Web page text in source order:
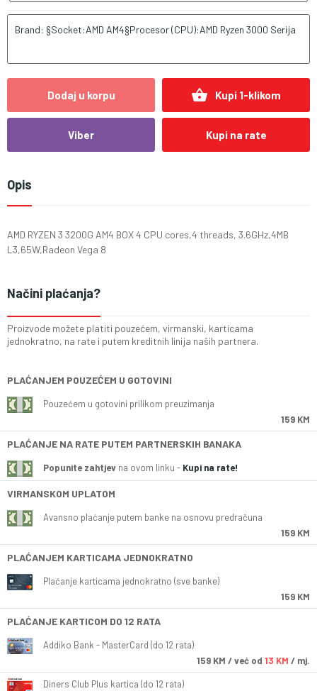
Brand: §Socket:AMD AM4§Procesor (CPU):AMD Ryzen 3000 Serija
Dodaj u korpu shopping_basket Kupi 1-klikom
Viber Kupi na rate
Opis
AMD RYZEN 3 3200G AM4 BOX 4 CPU cores,4 threads, 3.6GHz,4MB
L3,65W,Radeon Vega 8
Načini plaćanja?
Proizvode možete platiti pouzećem, virmanski, karticama
jednokratno, na rate i putem kreditnih linija naših partnera.
PLAĆANJEM POUZEĆEM U GOTOVINI
Pouzećem u gotovini prilikom preuzimanja
159 KM
PLAĆANJE NA RATE PUTEM PARTNERSKIH BANAKA
Popunite zahtjev na ovom linku - Kupi na rate!
VIRMANSKOM UPLATOM
Avansno plaćanje putem banke na osnovu predračuna
159 KM
PLAĆANJEM KARTICAMA JEDNOKRATNO
Plaćanje karticama jednokratno (sve banke)
159 KM
PLAĆANJE KARTICOM DO 12 RATA
Addiko Bank - MasterCard (do 12 rata)
159 KM / već od 13 KM / mj.
Diners Club Plus kartica (do 12 rata)